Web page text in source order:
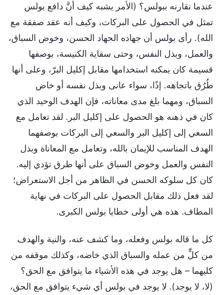
عندما نقارنه ببولس؟ (الأمر يشبه كيف أنَّ دافع بولس
تمثل في الحصول على البركات، وكيف أنه عقد صفقة مع
الله). رأى بولس أن جهاده الجهاد الحسن، وخوض السباق،
والعمل، وبذل النفس، وحتى سقاية الكنيسة، بوصفها
قسيمة كان يمكنه استخدامها مقابل إكليل البرّ، وعلى أنها
طُرُق باتجاهه. إذًا، سواء عانى وبذل نفسه أو خاض
السباق، ومهما بلغ مدى معاناته، فإن الهدف الوحيد الذي
كان في ذهنه هو الحصول على إكليل البر. لقد تعامل مع
السعي إلى إكليل البر والسعي إلى البركات بوصفهما
الهدف المناسب للإيمان بالله، وتعامل مع المعاناة وبذل
النفس والعمل وخوض السباق على أنها طرق تؤدي إليه.
كان كل سلوكه الحسن في الظاهر من أجل الاستعراض؛
لقد فعل ذلك مقابل الحصول على البركات في نهاية
المطاف. هذه هي أولى خطايا بولس الكبرى.
كل ما قاله بولس وفعله، وما كشف عنه، والنية والهدف
من كلٍّ من عمله والسباق الذي خاضه، وكذلك موقفه من
كليهما – هل يوجد في هذه الأشياء ما يتوافق مع الحق؟
(لا، لا يوجد). لا يوجد في بولس أي شيء يتوافق مع الحق،